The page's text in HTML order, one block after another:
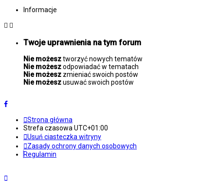
Informacje
Twoje uprawnienia na tym forum
Nie możesztworzyć nowych tematów
Nie możeszodpowiadać w tematach
Nie możesz zmieniać swoich postów
Nie możeszusuwać swoich postów
Strona główna
Strefa czasowa UTC+01:00
Usuń ciasteczka witryny
Zasady ochrony danych osobowych
Regulamin